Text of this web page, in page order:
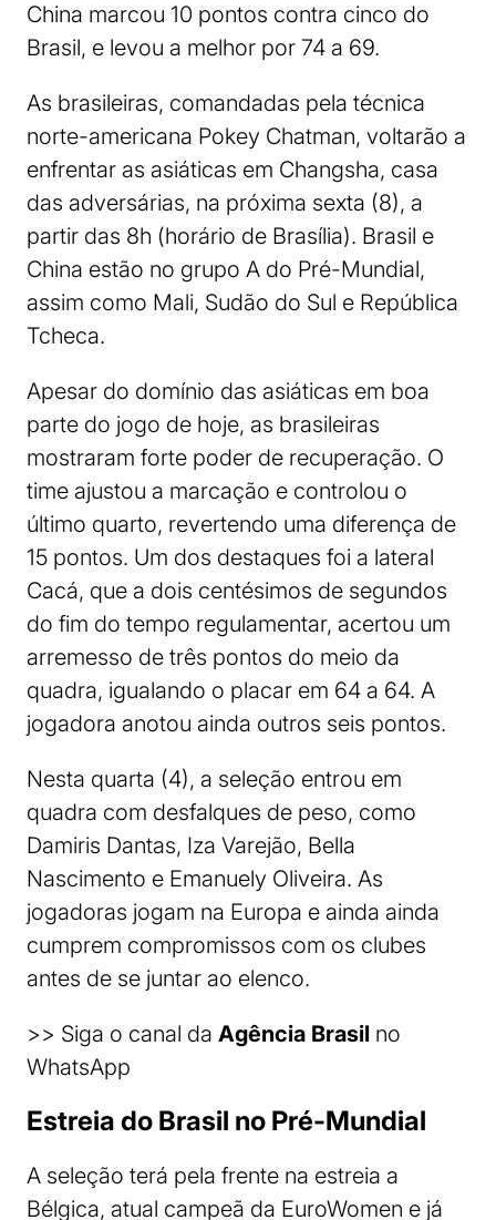
China marcou 10 pontos contra cinco do
Brasil, e levou a melhor por 74 a 69.
As brasileiras, comandadas pela técnica
norte-americana Pokey Chatman, voltarão a
enfrentar as asiáticas em Changsha, casa
das adversárias, na próxima sexta (8), a
partir das 8h (horário de Brasília). Brasil e
China estão no grupo A do Pré-Mundial,
assim como Mali, Sudão do Sul e República
Tcheca.
Apesar do domínio das asiáticas em boa
parte do jogo de hoje, as brasileiras
mostraram forte poder de recuperação. O
time ajustou a marcação e controlou o
último quarto, revertendo uma diferença de
15 pontos. Um dos destaques foi a lateral
Cacá, que a dois centésimos de segundos
do fim do tempo regulamentar, acertou um
arremesso de três pontos do meio da
quadra, igualando o placar em 64 a 64. A
jogadora anotou ainda outros seis pontos.
Nesta quarta (4), a seleção entrou em
quadra com desfalques de peso, como
Damiris Dantas, Iza Varejão, Bella
Nascimento e Emanuely Oliveira. As
jogadoras jogam na Europa e ainda ainda
cumprem compromissos com os clubes
antes de se juntar ao elenco.
>> Siga o canal da Agência Brasil no
WhatsApp
Estreia do Brasil no Pré-Mundial
A seleção terá pela frente na estreia a
Bélgica, atual campeã da EuroWomen e já